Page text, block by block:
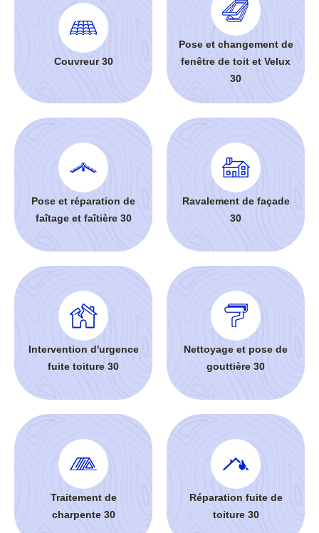
Couvreur 30
Pose et changement de
fenêtre de toit et Velux
30
Pose et réparation de
faîtage et faîtière 30
Ravalement de façade
30
Intervention d'urgence
fuite toiture 30
Nettoyage et pose de
gouttière 30
Traitement de
charpente 30
Réparation fuite de
toiture 30